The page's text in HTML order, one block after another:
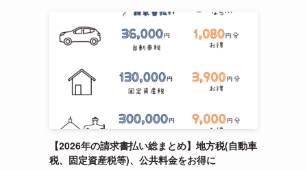
【2026年の請求書払い総まとめ】地方税(自動車
税、固定資産税等)、公共料金をお得に